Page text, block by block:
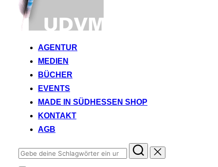
AGENTUR
MEDIEN
BÜCHER
EVENTS
MADE IN SÜDHESSEN SHOP
KONTAKT
AGB
Suchen
nach: